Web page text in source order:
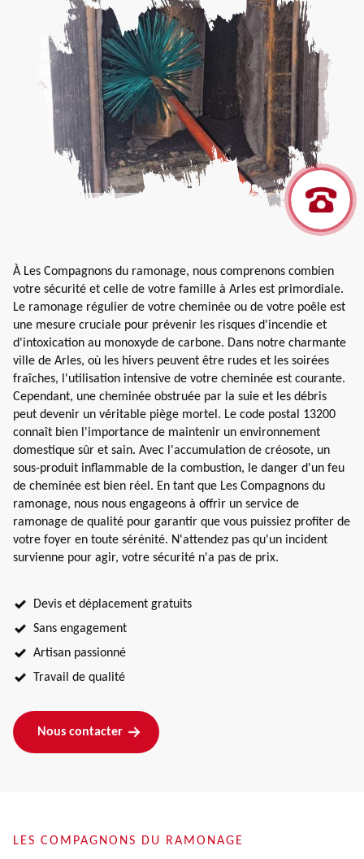
À Les Compagnons du ramonage, nous comprenons combien
votre sécurité et celle de votre famille à Arles est primordiale.
Le ramonage régulier de votre cheminée ou de votre poêle est
une mesure cruciale pour prévenir les risques d'incendie et
d'intoxication au monoxyde de carbone. Dans notre charmante
ville de Arles, où les hivers peuvent être rudes et les soirées
fraîches, l'utilisation intensive de votre cheminée est courante.
Cependant, une cheminée obstruée par la suie et les débris
peut devenir un véritable piège mortel. Le code postal 13200
connaît bien l'importance de maintenir un environnement
domestique sûr et sain. Avec l'accumulation de créosote, un
sous-produit inflammable de la combustion, le danger d'un feu
de cheminée est bien réel. En tant que Les Compagnons du
ramonage, nous nous engageons à offrir un service de
ramonage de qualité pour garantir que vous puissiez profiter de
votre foyer en toute sérénité. N'attendez pas qu'un incident
survienne pour agir, votre sécurité n'a pas de prix.
Devis et déplacement gratuits
Sans engagement
Artisan passionné
Travail de qualité
Nous contacter
LES COMPAGNONS DU RAMONAGE